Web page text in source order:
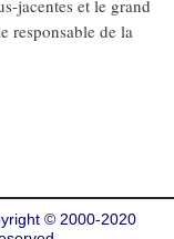
jacentes et le grand
responsable de la
© 2000-2020